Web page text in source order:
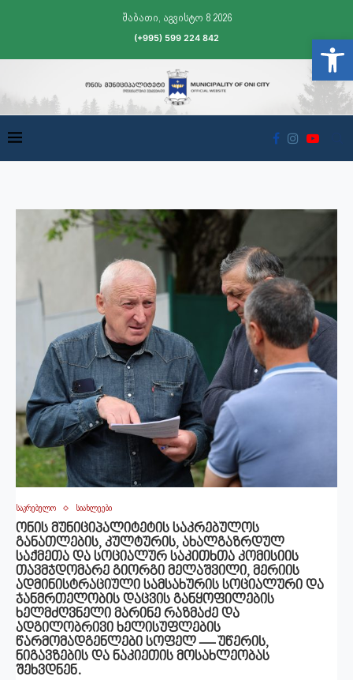
შაბათი, აგვისტო 8 2026
(+995) 599 224 842
საკრებულო სიახლეები
ონის მუნიციპალიტეტის საკრებულოს
განათლების, კულტურის, ახალგაზრდულ
საქმეთა და სოციალურ საკითხთა კომისიის
თავმჯდომარე გიორგი მელაშვილი, მერიის
ადმინისტრაციული სამსახურის სოციალური და
ჯანმრთელობის დაცვის განყოფილების
ხელმძღვნელი მარინე რაზმაძე და
ადგილობრივი ხელისუფლების
წარმომადგენლები სოფელ — უწერის,
ნიგავზების და ნაკიეთის მოსახლეობას
შეხვდნენ.